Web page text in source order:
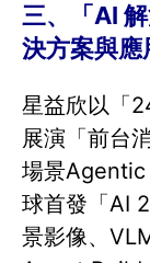
三、「AI
決方案與應
星益欣以「
展演「前台
場景Agentic
球首發「AI
景影像、